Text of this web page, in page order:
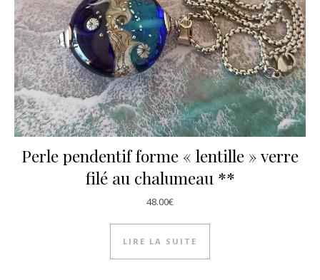
Perle pendentif forme « lentille » verre
filé au chalumeau **
48.00€
LIRE LA SUITE